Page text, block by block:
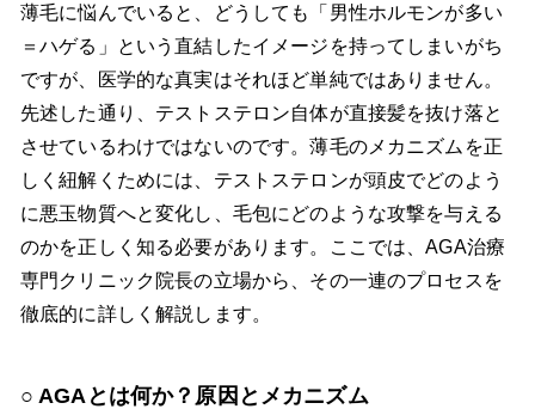
薄毛に悩んでいると、どうしても「男性ホルモンが多い
＝ハゲる」という直結したイメージを持ってしまいがち
ですが、医学的な真実はそれほど単純ではありません。
先述した通り、テストステロン自体が直接髪を抜け落と
させているわけではないのです。薄毛のメカニズムを正
しく紐解くためには、テストステロンが頭皮でどのよう
に悪玉物質へと変化し、毛包にどのような攻撃を与える
のかを正しく知る必要があります。ここでは、AGA治療
専門クリニック院長の立場から、その一連のプロセスを
徹底的に詳しく解説します。
AGAとは何か？原因とメカニズム